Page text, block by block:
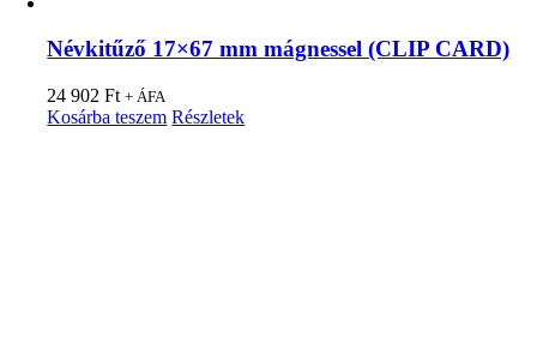
Névkitűző 17×67 mm mágnessel (CLIP CARD)
24 902Ft + ÁFA
Kosárba teszem Részletek